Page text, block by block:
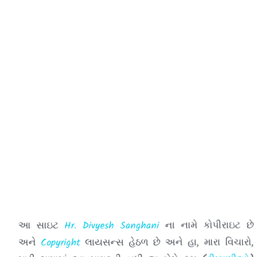
અનેCopyright લાયસન્સ હેઠળ છે અને હા, મારા વિચારો,
મારી ભાષામાં આ સાઇટની બધી જ કોમેન્ટસ (ટીપ્પણીઓ)